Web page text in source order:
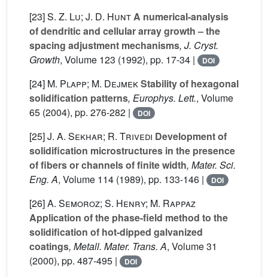
[23]S. Z. Lu; J. D. HuntA numerical-analysis
of dendritic and cellular array growth – the
spacing adjustment mechanisms, J. Cryst.
Growth, Volume 123 (1992), pp. 17-34 | DOI
[24] M. Plapp; M. DejmekStability of hexagonal
solidification patterns, Europhys. Lett., Volume
65 (2004), pp. 276-282 | DOI
[25]J. A. Sekhar; R. Trivedi Development of
solidification microstructures in the presence
of fibers or channels of finite width, Mater. Sci.
Eng. A, Volume 114 (1989), pp. 133-146 | DOI
[26]A. Semoroz; S. Henry; M. Rappaz
Application of the phase-field method to the
solidification of hot-dipped galvanized
coatings, Metall. Mater. Trans. A, Volume 31
(2000), pp. 487-495 |
DOI